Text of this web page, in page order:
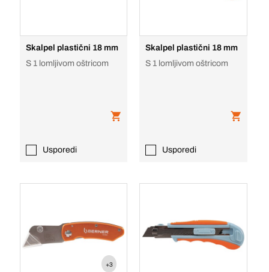
Skalpel plastični 18 mm
S 1 lomljivom oštricom
Usporedi
Skalpel plastični 18 mm
S 1 lomljivom oštricom
Usporedi
+3